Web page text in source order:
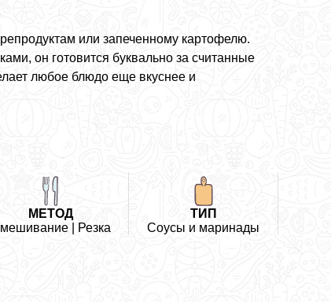
или запеченному картофелю.
он готовится буквально за считанные
любое блюдо еще вкуснее и
МЕТОД
| Резка
ТИП
Соусы и маринады